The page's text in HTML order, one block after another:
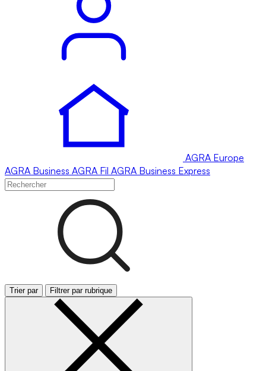
AGRA Europe
AGRA Business AGRA Fil AGRA Business Express
Trier par Filtrer par rubrique